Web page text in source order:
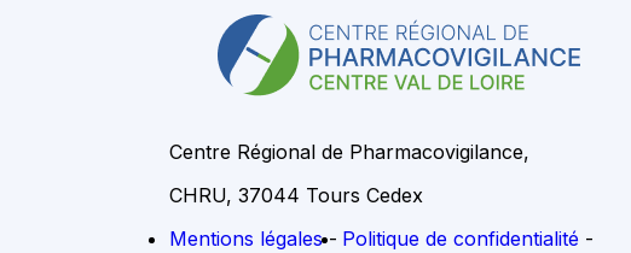
Centre Régional de Pharmacovigilance,
CHRU, 37044 Tours Cedex
Mentions légales
Politique de confidentialité